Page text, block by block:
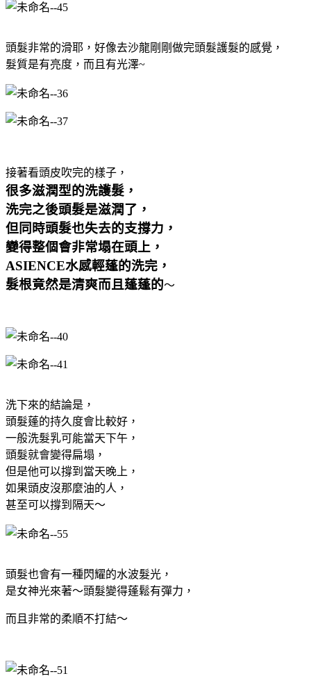
頭髮非常的滑耶，好像去沙龍剛剛做完頭髮護髮的感覺，
髮質是有亮度，而且有光澤~
接著看頭皮吹完的樣子，
很多滋潤型的洗護髮，
洗完之後頭髮是滋潤了，
但同時頭髮也失去的支撐力，
變得整個會非常塌在頭上，
ASIENCE水感輕蓬的洗完，
髮根竟然是清爽而且蓬蓬的～
洗下來的結論是，
頭髮蓬的持久度會比較好，
一般洗髮乳可能當天下午，
頭髮就會變得扁塌，
但是他可以撐到當天晚上，
如果頭皮沒那麼油的人，
甚至可以撐到隔天～
頭髮也會有一種閃耀的水波髮光，
是女神光來著～頭髮變得蓬鬆有彈力，
而且非常的柔順不打結～